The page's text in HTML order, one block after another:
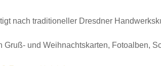
nach traditioneller Dresdner
und Weihnachtskarten, Fotoalben,